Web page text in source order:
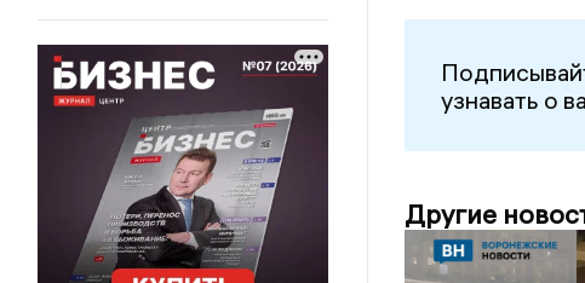
узнавать о
Другие